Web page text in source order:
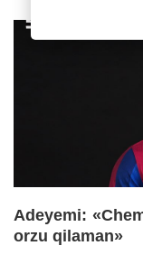
Adeyemi:
orzu qilaman»